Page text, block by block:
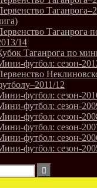
Таганрога
14
Таганрога по
футбол: сезон-
12
футбол: сезон-
футбол: сезон-
футбол: сезон-
футбол: сезон-
футбол: сезон-
футбол: сезон-